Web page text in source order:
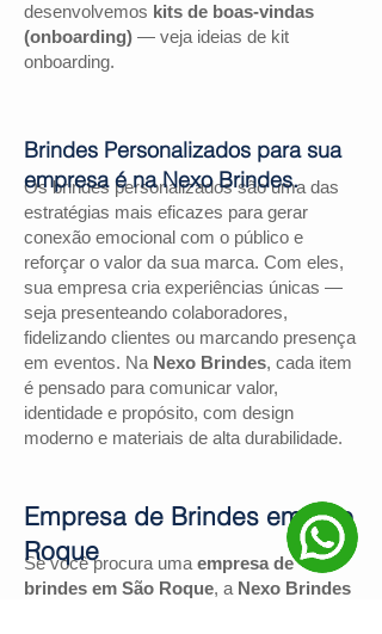
desenvolvemos kits de boas-vindas
(onboarding) — veja ideias de kit
onboarding.
Os brindes personalizados são uma das
estratégias mais eficazes para gerar
conexão emocional com o público e
reforçar o valor da sua marca. Com eles,
sua empresa cria experiências únicas —
seja presenteando colaboradores,
fidelizando clientes ou marcando presença
em eventos. Na Nexo Brindes, cada item
é pensado para comunicar valor,
identidade e propósito, com design
moderno e materiais de alta durabilidade.
Se você procura uma empresa de
brindes em São Roque, a Nexo Brindes
Brindes Personalizados para sua
empresa é na Nexo Brindes.
Empresa de Brindes em São
Roque